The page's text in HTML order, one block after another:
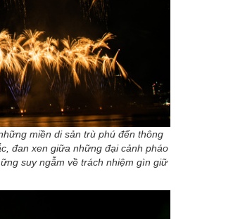
miền di sản trù phú đến thông
đan xen giữa những đại cảnh pháo
suy ngẫm về trách nhiệm gìn giữ